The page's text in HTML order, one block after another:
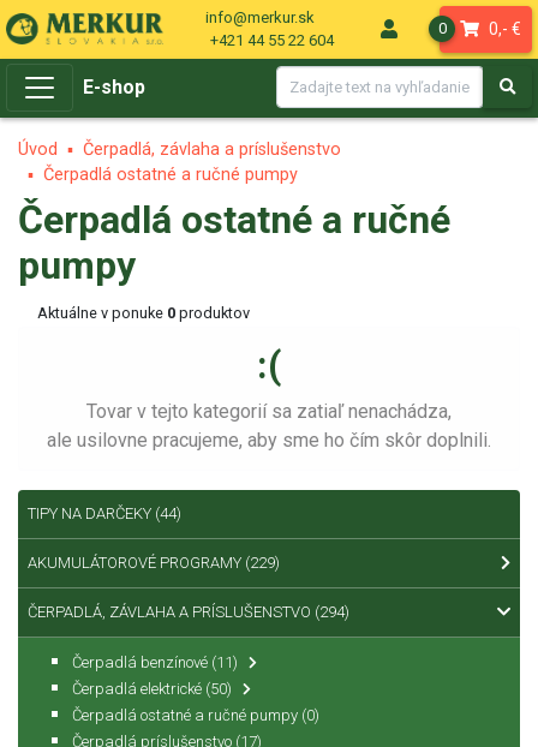
info@merkur.sk
+421 44 55 22 604
0 0,- €
E-shop
Úvod
Čerpadlá, závlaha a príslušenstvo
Čerpadlá ostatné a ručné pumpy
Čerpadlá ostatné a ručné
pumpy
Aktuálne v ponuke 0 produktov
:(
Tovar v tejto kategorií sa zatiaľ nenachádza,
ale usilovne pracujeme, aby sme ho čím skôr doplnili.
TIPY NA DARČEKY (44)
AKUMULÁTOROVÉ PROGRAMY (229)
ČERPADLÁ, ZÁVLAHA A PRÍSLUŠENSTVO (294)
Čerpadlá benzínové (11)
Čerpadlá elektrické (50)
Čerpadlá ostatné a ručné pumpy (0)
Čerpadlá príslušenstvo (17)